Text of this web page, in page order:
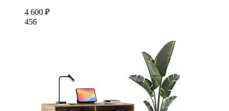
4 600 ₽
456